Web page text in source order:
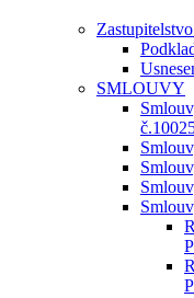
SMLOUVY